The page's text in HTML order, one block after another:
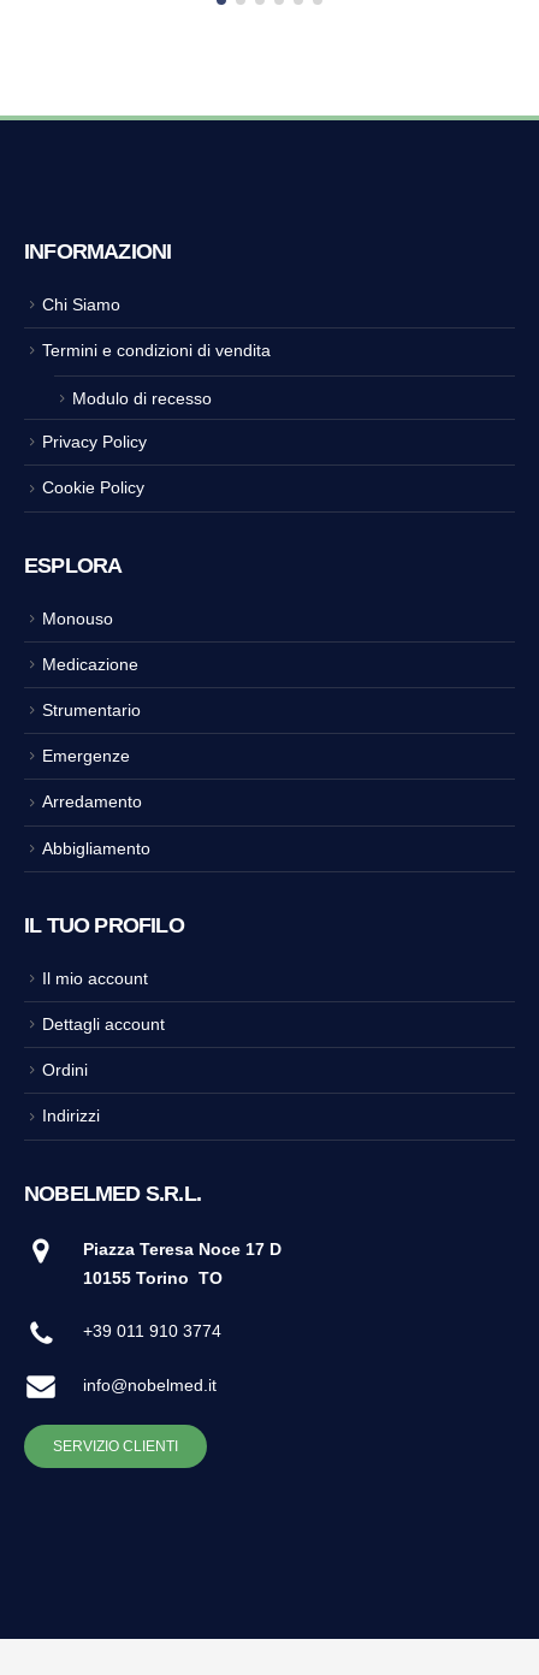
INFORMAZIONI
Chi Siamo
Termini e condizioni di vendita
Modulo di recesso
Privacy Policy
Cookie Policy
ESPLORA
Monouso
Medicazione
Strumentario
Emergenze
Arredamento
Abbigliamento
IL TUO PROFILO
Il mio account
Dettagli account
Ordini
Indirizzi
NOBELMED S.R.L.
Piazza Teresa Noce 17 D
10155 Torino TO
+39 011 910 3774
info@nobelmed.it
SERVIZIO CLIENTI